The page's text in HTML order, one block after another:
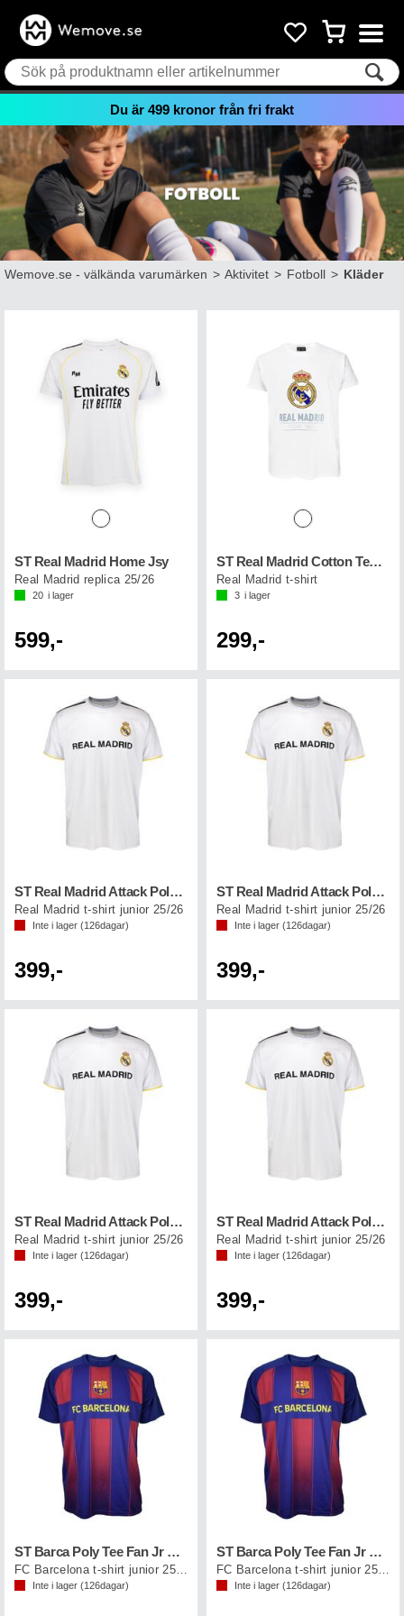
Du är 499 kronor från fri frakt
Wemove.se - välkända varumärken>Aktivitet>Fotboll>Kläder
ST Real Madrid Home Jsy
Real Madrid replica 25/26
20 i lager
599,-
ST Real Madrid Cotton Tee 89
Real Madrid t-shirt
3 i lager
299,-
ST Real Madrid Attack Poly Tee Jr Vit 14
Real Madrid t-shirt junior 25/26
Inte i lager (126dagar)
399,-
ST Real Madrid Attack Poly Tee Jr Vit 12
Real Madrid t-shirt junior 25/26
Inte i lager (126dagar)
399,-
ST Real Madrid Attack Poly Tee Jr Vit 10
Real Madrid t-shirt junior 25/26
Inte i lager (126dagar)
399,-
ST Real Madrid Attack Poly Tee Jr Vit 8
Real Madrid t-shirt junior 25/26
Inte i lager (126dagar)
399,-
ST Barca Poly Tee Fan Jr Blå/Röd 14
FC Barcelona t-shirt junior 25/26
Inte i lager (126dagar)
ST Barca Poly Tee Fan Jr Blå/Röd 12
FC Barcelona t-shirt junior 25/26
Inte i lager (126dagar)